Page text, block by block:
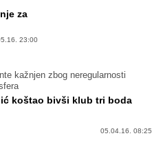
za
23:00
kažnjen zbog neregularnosti
koštao bivši klub tri boda
05.04.16. 08:25